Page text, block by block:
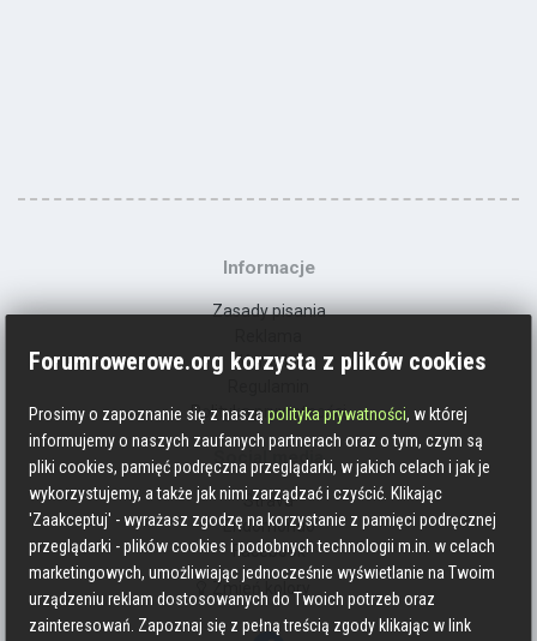
Informacje
Zasady pisania
Kontakt
Polityka prywatności
Social media
Strava
Endomondo
Facebook
Zmień kolory
Forumrowerowe.org korzysta z plików cookies
Prosimy o zapoznanie się z nasząpolityka prywatności, w której
informujemy o naszych zaufanych partnerach oraz o tym, czym są
pliki cookies, pamięć podręczna przeglądarki, w jakich celach i jak je
wykorzystujemy, a także jak nimi zarządzać i czyścić. Klikając
'Zaakceptuj' - wyrażasz zgodzę na korzystanie z pamięci podręcznej
przeglądarki - plików cookies i podobnych technologii m.in. w celach
marketingowych, umożliwiając jednocześnie wyświetlanie na Twoim
urządzeniu reklam dostosowanych do Twoich potrzeb oraz
zainteresowań. Zapoznaj się z pełną treścią zgody klikając w link